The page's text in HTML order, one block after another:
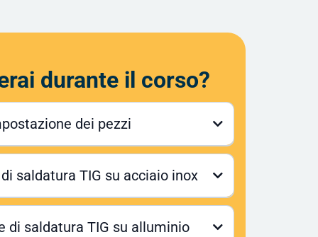
durante il corso?
dei pezzi
saldatura TIG su acciaio inox
di saldatura TIG su alluminio